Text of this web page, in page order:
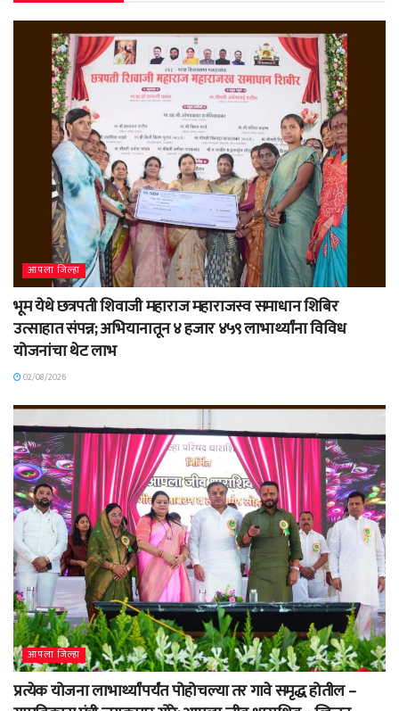
आपला जिल्हा
भूम येथे छत्रपती शिवाजी महाराज महाराजस्व समाधान शिबिर
उत्साहात संपन्न; अभियानातून ४ हजार ४५९ लाभार्थ्यांना विविध
योजनांचा थेट लाभ
02/08/2026
आपला जिल्हा
प्रत्येक योजना लाभार्थ्यांपर्यंत पोहोचल्या तर गावे समृद्ध होतील –